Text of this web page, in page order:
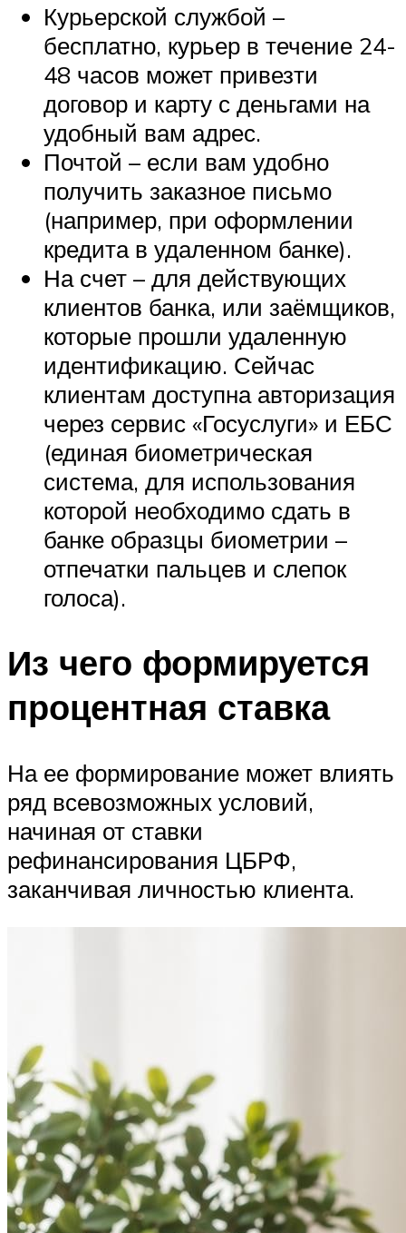
Курьерской службой –
бесплатно, курьер в течение 24-
48 часов может привезти
договор и карту с деньгами на
удобный вам адрес.
Почтой – если вам удобно
получить заказное письмо
(например, при оформлении
кредита в удаленном банке).
На счет – для действующих
клиентов банка, или заёмщиков,
которые прошли удаленную
идентификацию. Сейчас
клиентам доступна авторизация
через сервис «Госуслуги» и ЕБС
(единая биометрическая
система, для использования
которой необходимо сдать в
банке образцы биометрии –
отпечатки пальцев и слепок
голоса).
Из чего формируется
процентная ставка
На ее формирование может влиять
ряд всевозможных условий,
начиная от ставки
рефинансирования ЦБРФ,
заканчивая личностью клиента.